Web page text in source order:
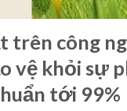
trên công
vệ khỏi sự
tới 99%